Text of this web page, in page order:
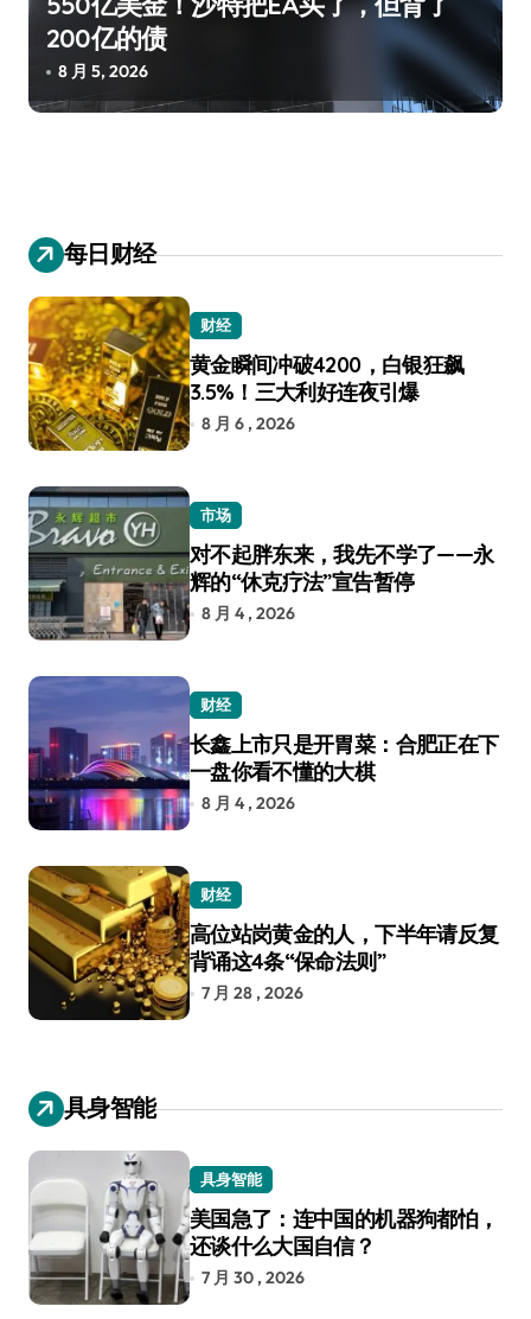
200亿的债
8 月 5, 2026
每日财经
财经
黄金瞬间冲破4200，白银狂飙
3.5%！三大利好连夜引爆
8 月 6 , 2026
市场
对不起胖东来，我先不学了——永
辉的“休克疗法”宣告暂停
8 月 4 , 2026
财经
长鑫上市只是开胃菜：合肥正在下
一盘你看不懂的大棋
8 月 4 , 2026
财经
高位站岗黄金的人，下半年请反复
背诵这4条“保命法则”
7 月 28 , 2026
具身智能
具身智能
美国急了：连中国的机器狗都怕，
还谈什么大国自信？
7 月 30 , 2026